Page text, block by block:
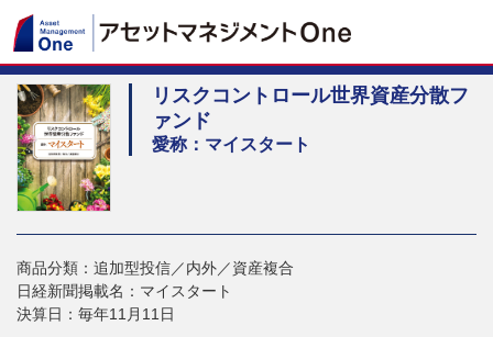
リスクコントロール世界資産分散フ
ァンド
愛称：マイスタート
商品分類：追加型投信／内外／資産複合
日経新聞掲載名：マイスタート
決算日：毎年11月11日